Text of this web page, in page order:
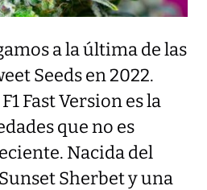
a la última de las
Seeds en 2022.
Fast Version es la
que no es
Nacida del
Sherbet y una